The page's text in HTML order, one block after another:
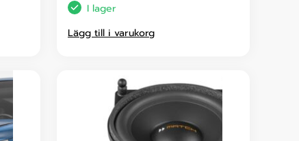
I lager
Lägg till i varukorg